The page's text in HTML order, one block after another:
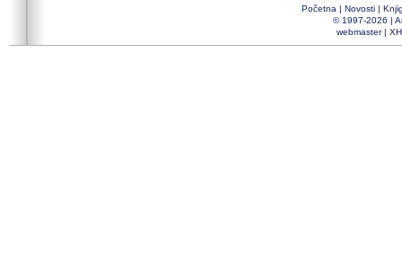
Početna | Novosti |
© 1997-2026 |
webmaster|